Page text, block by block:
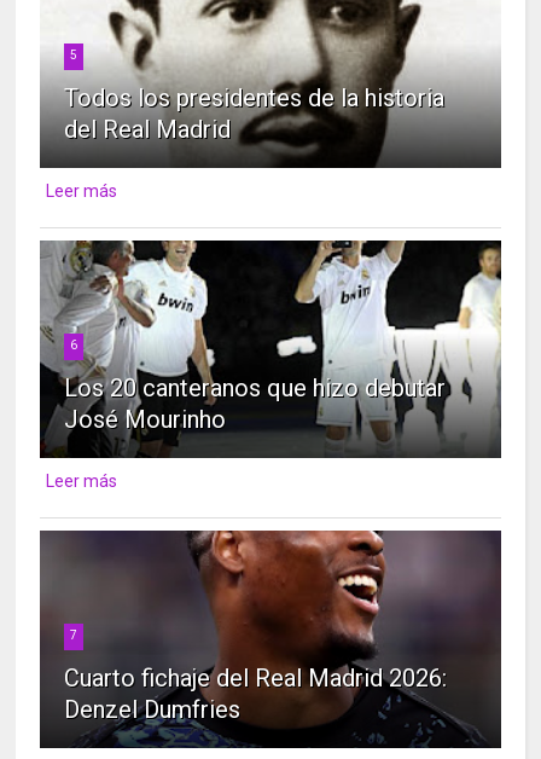
5
Todos los presidentes de la historia
del Real Madrid
Leer más
6
Los 20 canteranos que hizo debutar
José Mourinho
Leer más
7
Cuarto fichaje del Real Madrid 2026:
Denzel Dumfries